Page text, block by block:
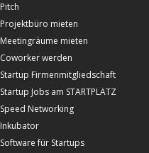
Pitch
Projektbüro mieten
Meetingräume mieten
Coworker werden
Startup Firmenmitgliedschaft
Startup Jobs am STARTPLATZ
Speed Networking
Inkubator
Software für Startups